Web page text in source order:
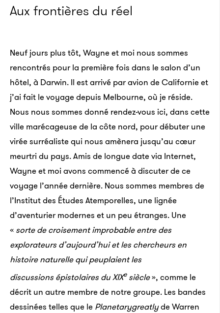
Aux frontières du réel
Neuf jours plus tôt, Wayne et moi nous sommes
rencontrés pour la première fois dans le salon d’un
hôtel, à Darwin. Il est arrivé par avion de Californie et
j’ai fait le voyage depuis Melbourne, où je réside.
Nous nous sommes donné rendez-vous ici, dans cette
ville marécageuse de la côte nord, pour débuter une
virée surréaliste qui nous amènera jusqu’au cœur
meurtri du pays. Amis de longue date via Internet,
Wayne et moi avons commencé à discuter de ce
voyage l’année dernière. Nous sommes membres de
l’Institut des Études Atemporelles, une lignée
d’aventurier modernes et un peu étranges. Une
« sorte de croisement improbable entre des
explorateurs d’aujourd’hui et les chercheurs en
histoire naturelle qui peuplaient les
discussions épistolaires du XIXesiècle», comme le
décrit un autre membre de notre groupe. Les bandes
dessinées telles que le Planetarygreatlyde Warren